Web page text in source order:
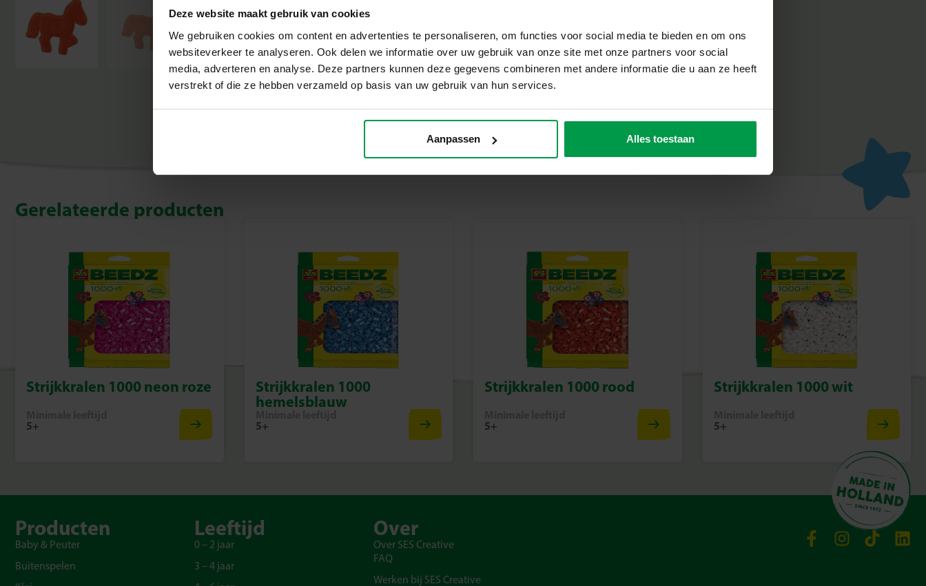
Deze website maakt gebruik van cookies
We gebruiken cookies om content en advertenties te personaliseren, om functies voor social media te bieden en om ons
websiteverkeer te analyseren. Ook delen we informatie over uw gebruik van onze site met onze partners voor social
media, adverteren en analyse. Deze partners kunnen deze gegevens combineren met andere informatie die u aan ze heeft
verstrekt of die ze hebben verzameld op basis van uw gebruik van hun services.
Aanpassen Alles toestaan
Begin vandaag nog met jouw Beedz avontuur
Ontdek het plezier van strijkkralen en maak de mooiste paarden met dit handige legbord.
Perfect voor eindeloos creatief speelplezier!
Gerelateerde producten
Strijkkralen 1000 neon roze
5+
Strijkkralen 1000
hemelsblauw
5+
Strijkkralen 1000 rood
5+
Strijkkralen 1000 wit
5+
Producten
Baby & Peuter
Buitenspelen
Leeftijd
0 – 2 jaar
3 – 4 jaar
Over
Over SES Creative
FAQ
Werken bij SES Creative